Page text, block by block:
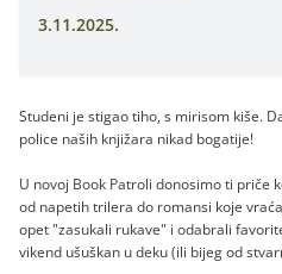
3.11.2025.
Studeni je stigao tiho, s mirisom kiše.
police naših knjižara nikad bogatije!
U novoj Book Patroli donosimo ti priče
od napetih trilera do romansi koje
opet "zasukali rukave" i odabrali
vikend ušuškan u deku (ili bijeg od